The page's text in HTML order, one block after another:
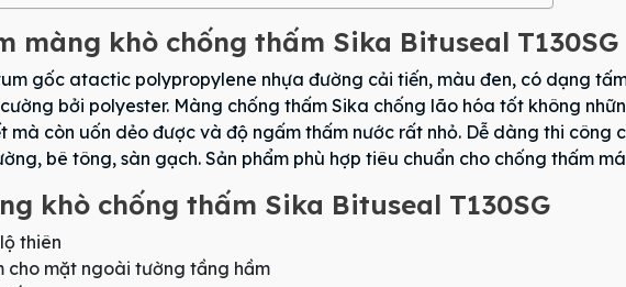
màng khò chống thấm Sika Bituseal T130SG
gốc atactic polypropylene nhựa đường cải tiến, màu đen, có dạng
bởi polyester. Màng chống thấm Sika chống lão hóa tốt không
còn uốn dẻo được và độ ngấm thấm nước rất nhỏ. Dễ dàng thi
bê tông, sàn gạch. Sản phẩm phù hợp tiêu chuẩn cho chống thấm
khò chống thấm Sika Bituseal T130SG
thiên
cho mặt ngoài tường tầng hầm